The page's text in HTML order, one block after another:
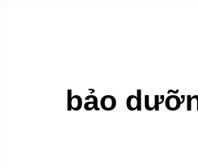
bảo